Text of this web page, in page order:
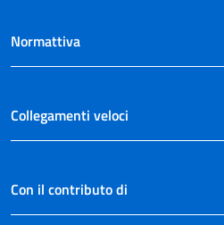
Normattiva
Collegamenti veloci
Con il contributo di